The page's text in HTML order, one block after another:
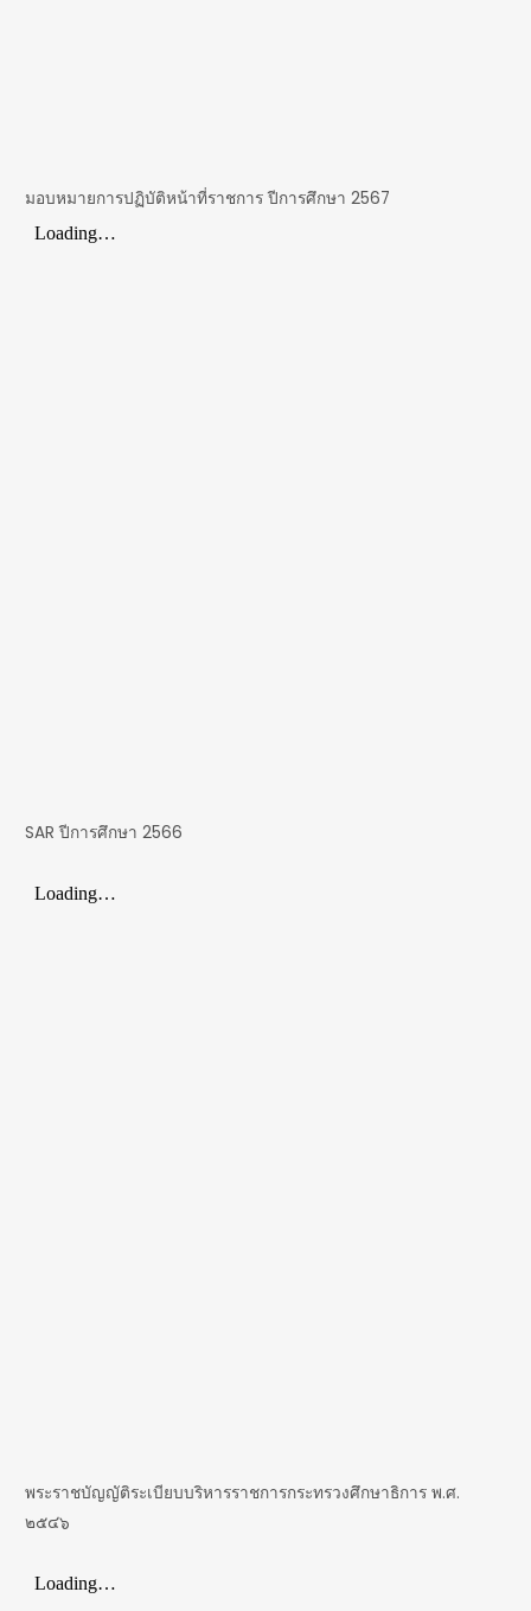
มอบหมายการปฏิบัติหน้าที่ราชการ ปีการศึกษา 2567
SAR ปีการศึกษา 2566
พระราชบัญญัติระเบียบบริหารราชการกระทรวงศึกษาธิการ พ.ศ.
๒๕๔๖